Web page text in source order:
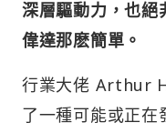
深層驅動力，也
偉達那麽簡單。
行業大佬 Arthur
了一種可能或正